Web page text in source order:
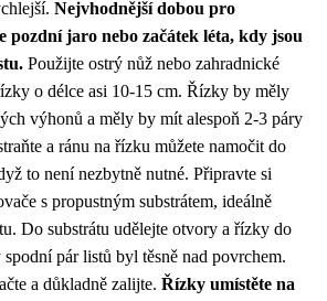
Nejvhodnější dobou pro
pozdní jaro nebo začátek léta, kdy jsou
Použijte ostrý nůž nebo zahradnické
o délce asi 10-15 cm. Řízky by měly
výhonů a měly by mít alespoň 2-3 páry
a ránu na řízku můžete namočit do
to není nezbytně nutné. Připravte si
s propustným substrátem, ideálně
Do substrátu udělejte otvory a řízky do
pár listů byl těsně nad povrchem.
a důkladně zalijte. Řízky umístěte na